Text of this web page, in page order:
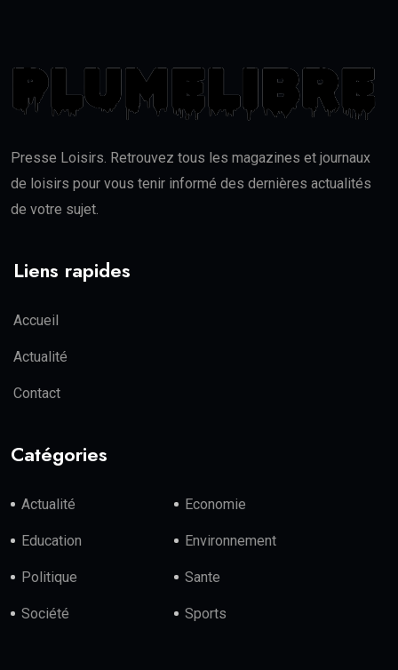
Presse Loisirs. Retrouvez tous les magazines et journaux
de loisirs pour vous tenir informé des dernières actualités
de votre sujet.
Liens rapides
Accueil
Actualité
Contact
Catégories
Actualité Economie
Education Environnement
Politique Sante
Société Sports